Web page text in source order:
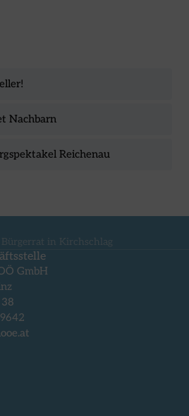
Nachbarn
Reichenau
Bürgerrat in Kirchschlag
GmbH